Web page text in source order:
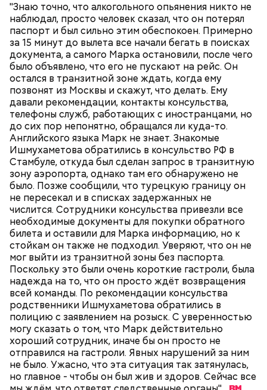
"Знаю точно, что алкогольного опьянения никто не
наблюдал, просто человек сказал, что он потерял
паспорт и был сильно этим обеспокоен. Примерно
за 15 минут до вылета все начали бегать в поисках
документа, а самого Марка остановили, после чего
было объявлено, что его не пускают на рейс. Он
остался в транзитной зоне ждать, когда ему
позвонят из Москвы и скажут, что делать. Ему
давали рекомендации, контакты консульства,
телефоны служб, работающих с иностранцами, но
до сих пор непонятно, обращался ли куда-то.
Английского языка Марк не знает. Знакомые
Ишмухаметова обратились в консульство РФ в
Стамбуле, откуда был сделан запрос в транзитную
зону аэропорта, однако там его обнаружено не
было. Позже сообщили, что турецкую границу он
не пересекал и в списках задержанных не
числится. Сотрудники консульства привезли все
необходимые документы для покупки обратного
билета и оставили для Марка информацию, но к
стойкам он также не подходил. Уверяют, что он не
мог выйти из транзитной зоны без паспорта.
Поскольку это были очень короткие гастроли, была
надежда на то, что он просто ждёт возвращения
всей команды. По рекомендации консульства
родственники Ишмухаметова обратились в
полицию с заявлением на розыск. С уверенностью
могу сказать о том, что Марк действительно
хороший сотрудник, иначе бы он просто не
отправился на гастроли. Явных нарушений за ним
не было. Ужасно, что эта ситуация так затянулась,
но главное - чтобы он был жив и здоров. Сейчас все